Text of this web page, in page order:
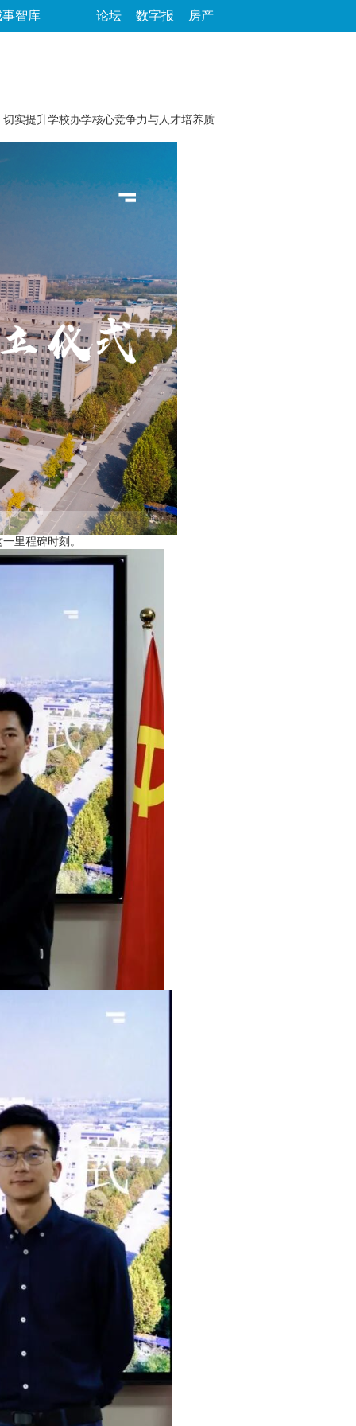
事智库 论坛 数字报 房产
实提升学校办学核心竞争力与人才培养质
里程碑时刻。